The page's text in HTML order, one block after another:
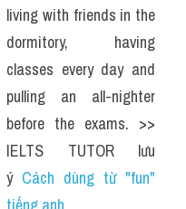
living with friends in the
dormitory, having
classes every day and
pulling an all-nighter
before the exams. >>
IELTS TUTOR lưu
ý Cách dùng từ "fun"